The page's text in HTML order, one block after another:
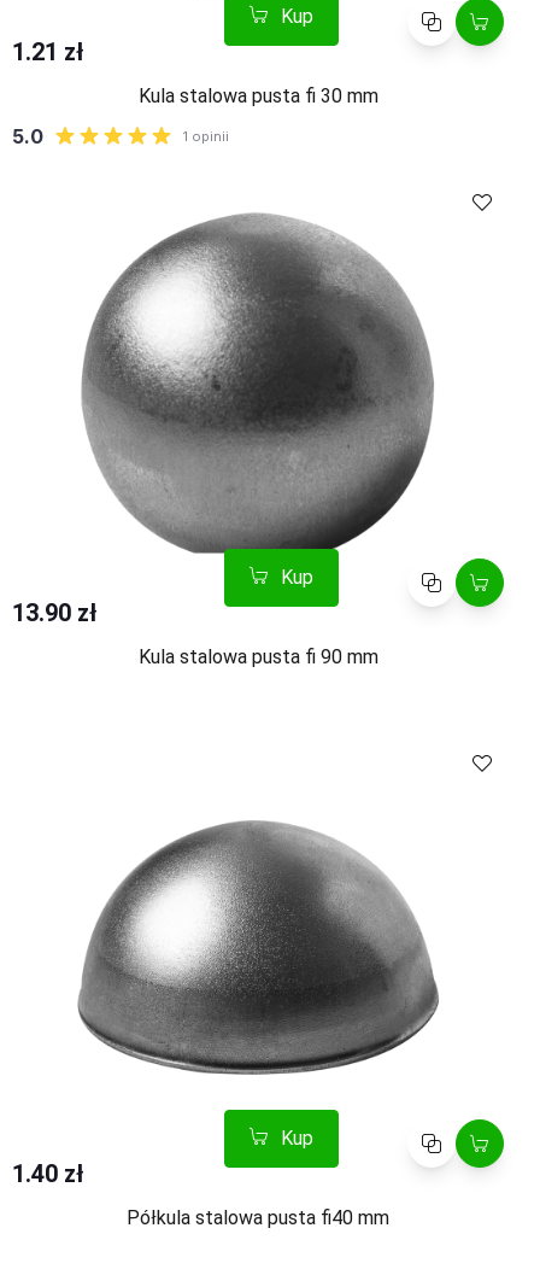
Kup Porównaj
1.21 zł
Kula stalowa pusta fi 30 mm
Kup Porównaj
13.90 zł
Kula stalowa pusta fi 90 mm
Kup Porównaj
1.40 zł
Półkula stalowa pusta fi40 mm